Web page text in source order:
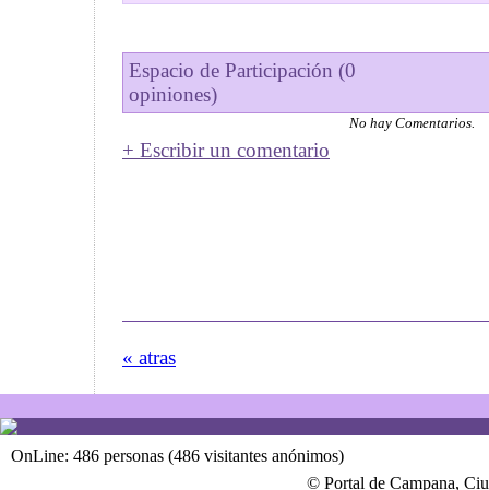
Espacio de Participación (0
opiniones)
No hay Comentarios.
+ Escribir un comentario
« atras
OnLine: 486 personas (486 visitantes anónimos)
© Portal de Campana,